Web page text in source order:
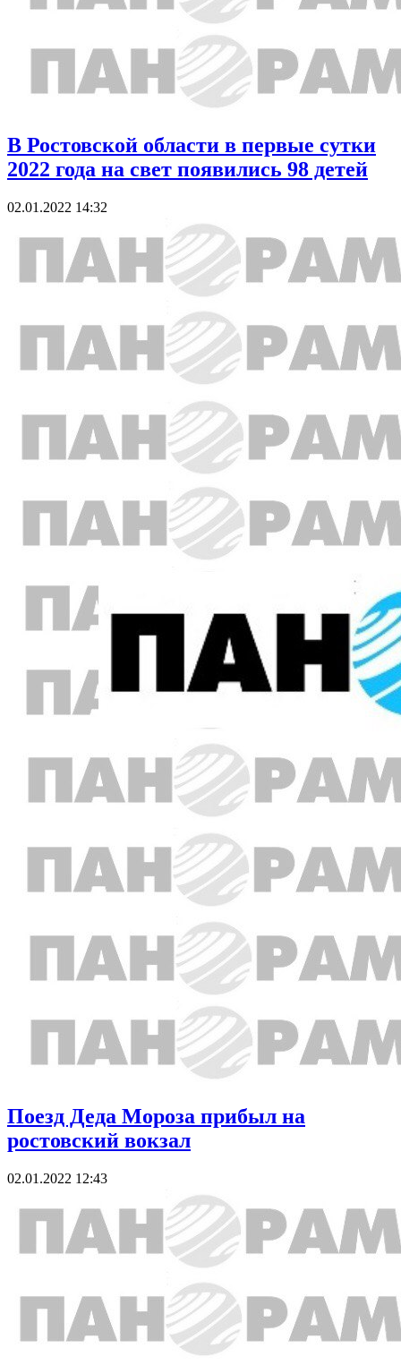
В Ростовской области в первые сутки
2022 года на свет появились 98 детей
02.01.2022 14:32
Поезд Деда Мороза прибыл на
ростовский вокзал
02.01.2022 12:43